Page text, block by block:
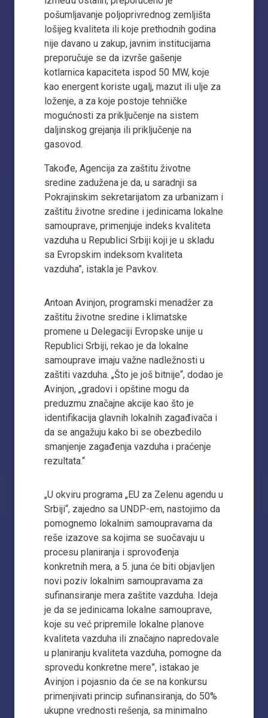
pošumljavanje poljoprivrednog zemljišta
lošijeg kvaliteta ili koje prethodnih godina
nije davano u zakup, javnim institucijama
preporučuje se da izvrše gašenje
kotlarnica kapaciteta ispod 50 MW, koje
kao energent koriste ugalj, mazut ili ulje za
loženje, a za koje postoje tehničke
mogućnosti za priključenje na sistem
daljinskog grejanja ili priključenje na
gasovod.
Takođe, Agencija za zaštitu životne
sredine zadužena je da, u saradnji sa
Pokrajinskim sekretarijatom za urbanizam i
zaštitu životne sredine i jedinicama lokalne
samouprave, primenjuje indeks kvaliteta
vazduha u Republici Srbiji koji je u skladu
sa Evropskim indeksom kvaliteta
vazduha”, istakla je Pavkov.
Antoan Avinjon, programski menadžer za
zaštitu životne sredine i klimatske
promene u Delegaciji Evropske unije u
Republici Srbiji, rekao je da lokalne
samouprave imaju važne nadležnosti u
zaštiti vazduha. „Što je još bitnije“, dodao je
Avinjon, „gradovi i opštine mogu da
preduzmu značajne akcije kao što je
identifikacija glavnih lokalnih zagađivača i
da se angažuju kako bi se obezbedilo
smanjenje zagađenja vazduha i praćenje
rezultata.“
„U okviru programa „EU za Zelenu agendu u
Srbiji“, zajedno sa UNDP-em, nastojimo da
pomognemo lokalnim samoupravama da
reše izazove sa kojima se suočavaju u
procesu planiranja i sprovođenja
konkretnih mera, a 5. juna će biti objavljen
novi poziv lokalnim samoupravama za
sufinansiranje mera zaštite vazduha. Ideja
je da se jedinicama lokalne samouprave,
koje su već pripremile lokalne planove
kvaliteta vazduha ili značajno napredovale
u planiranju kvaliteta vazduha, pomogne da
sprovedu konkretne mere”, istakao je
Avinjon i pojasnio da će se na konkursu
primenjivati princip sufinansiranja, do 50%
ukupne vrednosti rešenja, sa minimalno